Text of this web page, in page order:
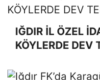
IĞDIR İL ÖZEL
KÖYLERDE DEV
YAŞANABİLİR